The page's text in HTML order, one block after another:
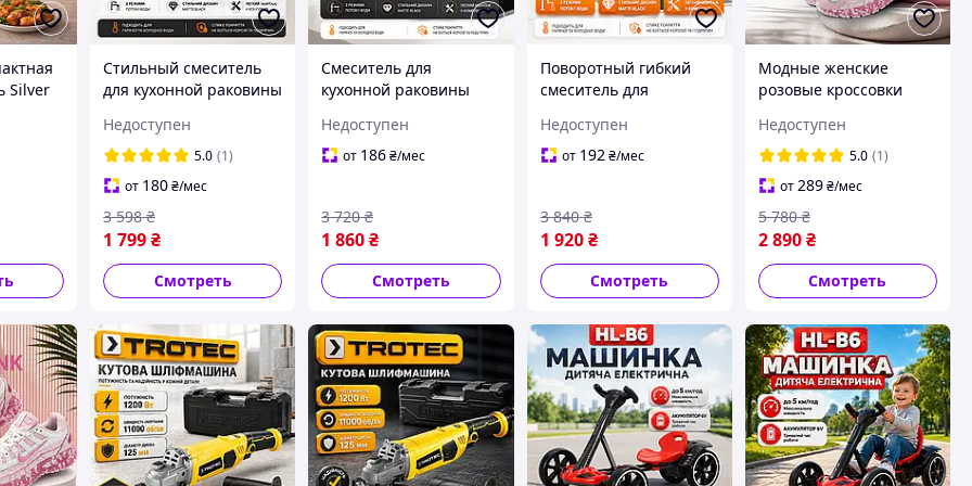
Silver
и
с
Стильный смеситель
для кухонной раковины
матовый, гибкий гусак
с душем и выдвижным
носиком, латунные
смесители
Недоступен
5.0 (1)
от 180₴/мес
1 799₴
3 598 ₴
Смотреть
Смеситель для
кухонной раковины
чёрного цвета, гибкий
с фиксатором,
Недоступен
от 186₴/мес
1 860₴
3 720 ₴
Смотреть
Поворотный гибкий
смеситель для
поворотом Hengda,
надёжный
Недоступен
от 192 ₴/мес
1 920 ₴
3 840 ₴
Смотреть
Модные женские
розовые кроссовки
Спортивные кроссовки
хорошего качества для
отдыха и спорта.
Недоступен
5.0 (1)
от289₴/мес
2 890₴
5 780 ₴
Смотреть